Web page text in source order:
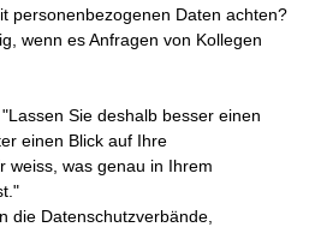
personenbezogenen Daten achten?
wenn es Anfragen von Kollegen
Sie deshalb besser einen
einen Blick auf Ihre
weiss, was genau in Ihrem
die Datenschutzverbände,